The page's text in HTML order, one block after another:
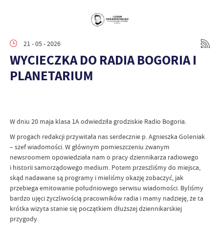
21 - 05 - 2026
WYCIECZKA DO RADIA BOGORIA I
PLANETARIUM
W dniu 20 maja klasa 1A odwiedziła grodziskie Radio Bogoria.
W progach redakcji przywitała nas serdecznie p. Agnieszka Goleniak
– szef wiadomości. W głównym pomieszczeniu zwanym
newsroomem opowiedziała nam o pracy dziennikarza radiowego
i historii samorządowego medium. Potem przeszliśmy do miejsca,
skąd nadawane są programy i mieliśmy okazję zobaczyć, jak
przebiega emitowanie południowego serwisu wiadomości. Byliśmy
bardzo ujęci życzliwością pracowników radia i mamy nadzieję, że ta
krótka wizyta stanie się początkiem dłuższej dziennikarskiej
przygody.